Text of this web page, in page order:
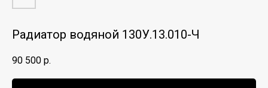
Радиатор водяной 130У.13.010-Ч
90 500 р.